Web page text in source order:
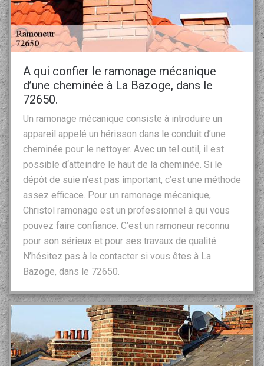
A qui confier le ramonage mécanique
d’une cheminée à La Bazoge, dans le
72650.
Un ramonage mécanique consiste à introduire un
appareil appelé un hérisson dans le conduit d’une
cheminée pour le nettoyer. Avec un tel outil, il est
possible d‘atteindre le haut de la cheminée. Si le
dépôt de suie n’est pas important, c’est une méthode
assez efficace. Pour un ramonage mécanique,
Christol ramonage est un professionnel à qui vous
pouvez faire confiance. C’est un ramoneur reconnu
pour son sérieux et pour ses travaux de qualité.
N’hésitez pas à le contacter si vous êtes à La
Bazoge, dans le 72650.